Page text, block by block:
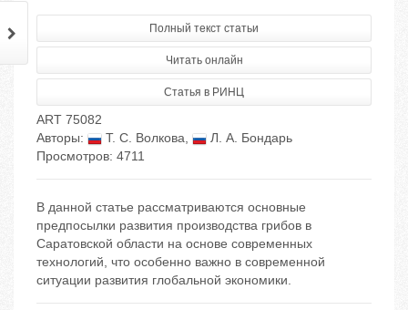
Полный текст статьи
Читать онлайн
Статья в РИНЦ
ART 75082
Авторы:
Т. С. Волкова,
Л. А. Бондарь
Просмотров: 4711
В данной статье рассматриваются основные
предпосылки развития производства грибов в
Саратовской области на основе современных
технологий, что особенно важно в современной
ситуации развития глобальной экономики.